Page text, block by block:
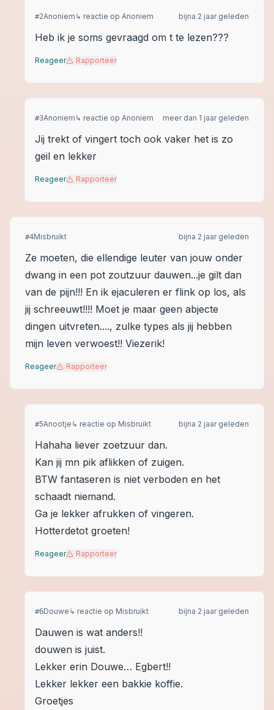
#2Anoniem ↳ reactie op Anoniem bijna 2 jaar geleden
Heb ik je soms gevraagd om t te lezen???
Reageer Rapporteer
#3Anoniem ↳ reactie op Anoniem meer dan 1 jaar geleden
Jij trekt of vingert toch ook vaker het is zo
geil en lekker
Reageer Rapporteer
#4Misbruikt bijna 2 jaar geleden
Ze moeten, die ellendige leuter van jouw onder
dwang in een pot zoutzuur dauwen...je gilt dan
van de pijn!!! En ik ejaculeren er flink op los, als
jij schreeuwt!!!! Moet je maar geen abjecte
dingen uitvreten...., zulke types als jij hebben
mijn leven verwoest!! Viezerik!
Reageer Rapporteer
#5Anootje ↳ reactie op Misbruikt bijna 2 jaar geleden
Hahaha liever zoetzuur dan.
Kan jij mn pik aflikken of zuigen.
BTW fantaseren is niet verboden en het
schaadt niemand.
Ga je lekker afrukken of vingeren.
Hotterdetot groeten!
Reageer Rapporteer
#6Douwe ↳ reactie op Misbruikt bijna 2 jaar geleden
Dauwen is wat anders!!
douwen is juist.
Lekker erin Douwe… Egbert!!
Lekker lekker een bakkie koffie.
Groetjes